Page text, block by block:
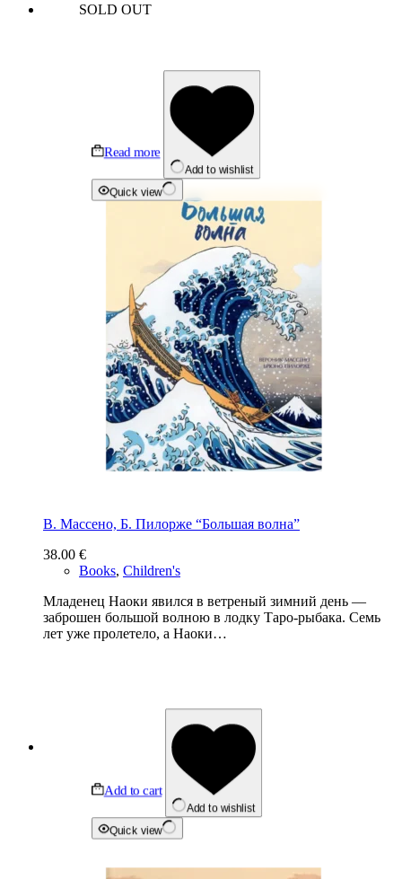
SOLD OUT
Read more
Add to wishlist
Quick view
В. Массено, Б. Пилорже “Большая волна”
38.00 €
Books, Children's
Младенец Наоки явился в ветреный зимний день —
заброшен большой волною в лодку Таро-рыбака. Семь
лет уже пролетело, а Наоки…
Add to cart
Add to wishlist
Quick view